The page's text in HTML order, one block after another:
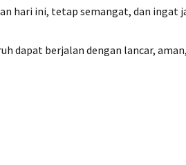
hari ini, tetap semangat, dan ingat
dapat berjalan dengan lancar,